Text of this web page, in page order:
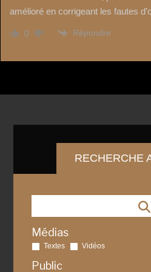
amélioré en corrigeant les fautes
0 Répondre
RECHERCHE
Médias
Textes Vidéos
Public